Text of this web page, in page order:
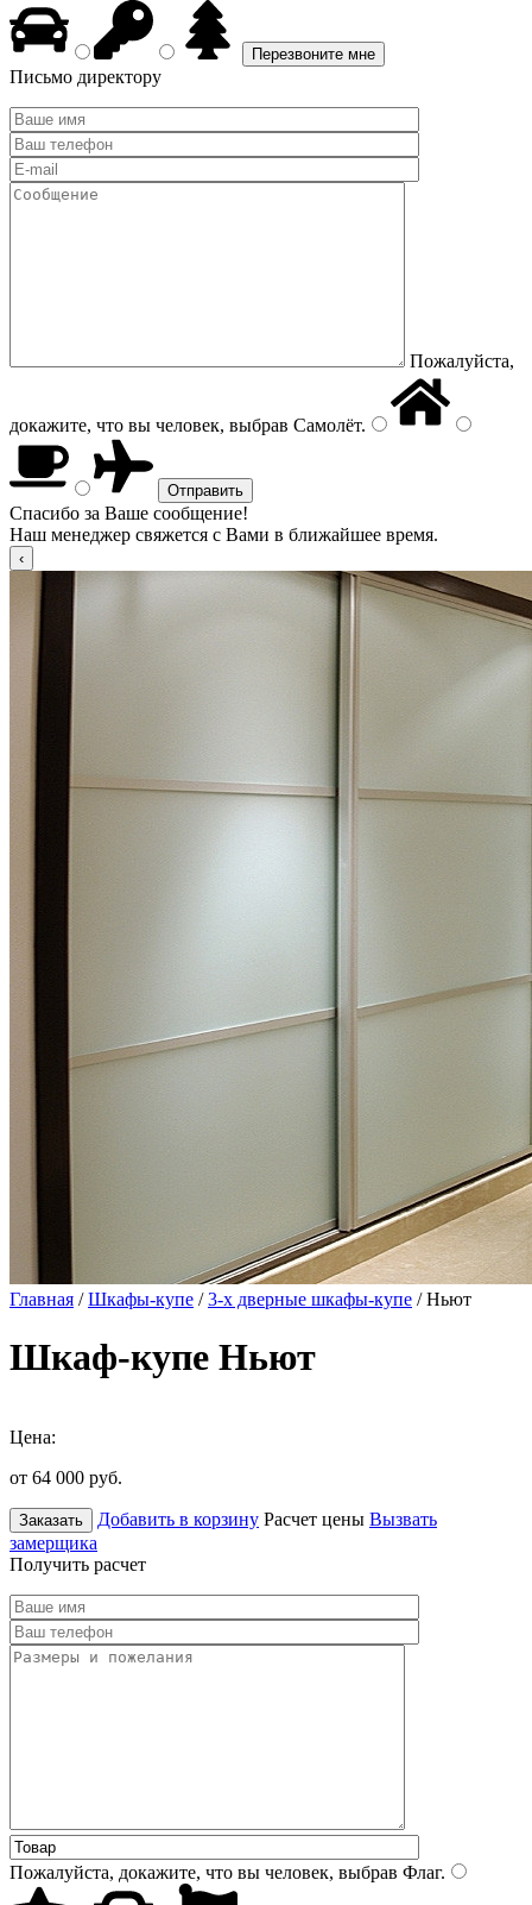
Письмо директору
Пожалуйста,
докажите, что вы человек, выбрав Самолёт.
Спасибо за Ваше сообщение!
Наш менеджер свяжется с Вами в ближайшее время.
Главная /Шкафы-купе /3-х дверные шкафы-купе / Ньют
Шкаф-купе Ньют
Цена:
от 64 000 руб.
Заказать Добавить в корзину Расчет цены Вызвать
замерщика
Получить расчет
Пожалуйста, докажите, что вы человек, выбрав Флаг.